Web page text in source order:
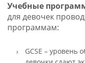
Учебные
для девочек
программам:
GCSE – уровень